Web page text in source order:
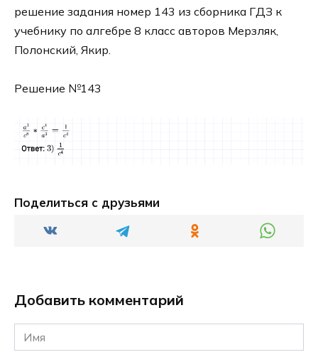
решение задания номер 143 из сборника ГДЗ к
учебнику по алгебре 8 класс авторов Мерзляк,
Полонский, Якир.
Решение №143
Поделиться с друзьями
Добавить комментарий
Имя
*